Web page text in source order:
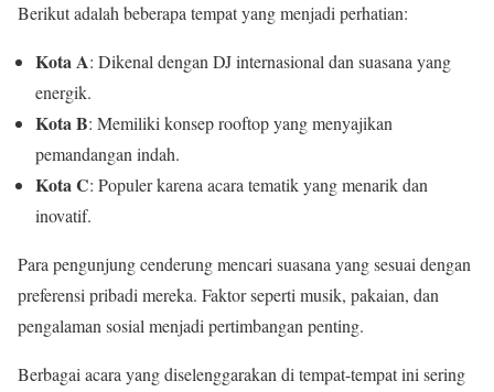
Berikut adalah beberapa tempat yang menjadi perhatian:
Kota A: Dikenal dengan DJ internasional dan suasana yang
energik.
Kota B: Memiliki konsep rooftop yang menyajikan
pemandangan indah.
Kota C: Populer karena acara tematik yang menarik dan
inovatif.
Para pengunjung cenderung mencari suasana yang sesuai dengan
preferensi pribadi mereka. Faktor seperti musik, pakaian, dan
pengalaman sosial menjadi pertimbangan penting.
Berbagai acara yang diselenggarakan di tempat-tempat ini sering